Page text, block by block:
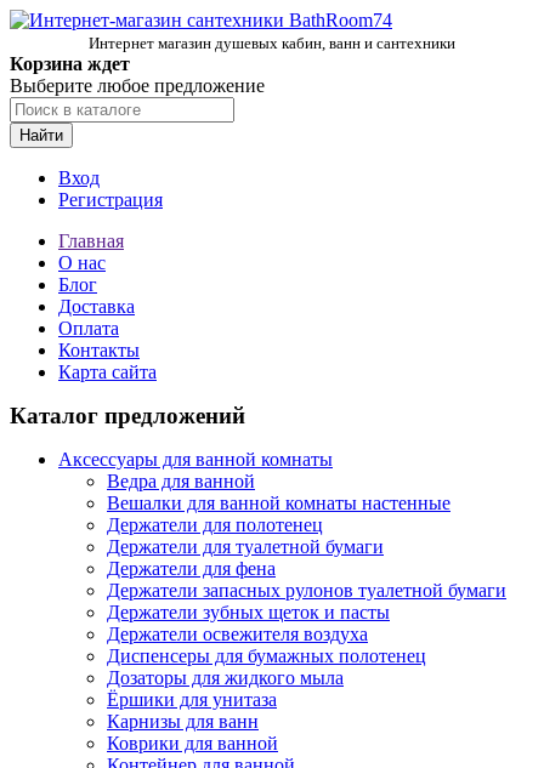
Интернет магазин душевых кабин, ванн и сантехники
Корзина ждет
Выберите любое предложение
Найти
Вход
Регистрация
Главная
О нас
Блог
Доставка
Оплата
Контакты
Карта сайта
Каталог предложений
Аксессуары для ванной комнаты
Ведра для ванной
Вешалки для ванной комнаты настенные
Держатели для полотенец
Держатели для туалетной бумаги
Держатели для фена
Держатели запасных рулонов туалетной бумаги
Держатели зубных щеток и пасты
Держатели освежителя воздуха
Диспенсеры для бумажных полотенец
Дозаторы для жидкого мыла
Ёршики для унитаза
Карнизы для ванн
Коврики для ванной